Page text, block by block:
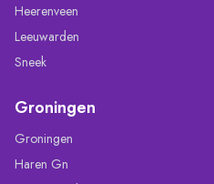
Heerenveen
Leeuwarden
Sneek
Groningen
Groningen
Haren Gn